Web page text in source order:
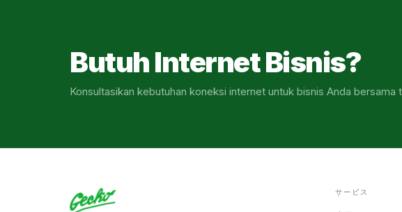
Butuh Internet Bisnis?
Konsultasikan kebutuhan koneksi internet untuk bisnis Anda bersama
サービス